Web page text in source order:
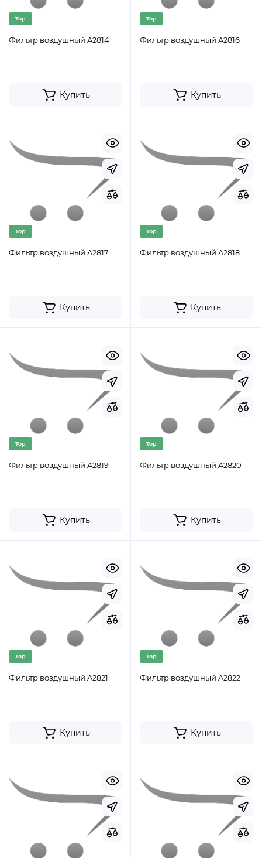
Top
Фильтр воздушный A2814
Купить
Top
Фильтр воздушный A2816
Купить
Top
Фильтр воздушный A2817
Купить
Top
Фильтр воздушный A2818
Купить
Top
Фильтр воздушный A2819
Купить
Top
Фильтр воздушный A2820
Купить
Top
Фильтр воздушный A2821
Купить
Top
Фильтр воздушный A2822
Купить